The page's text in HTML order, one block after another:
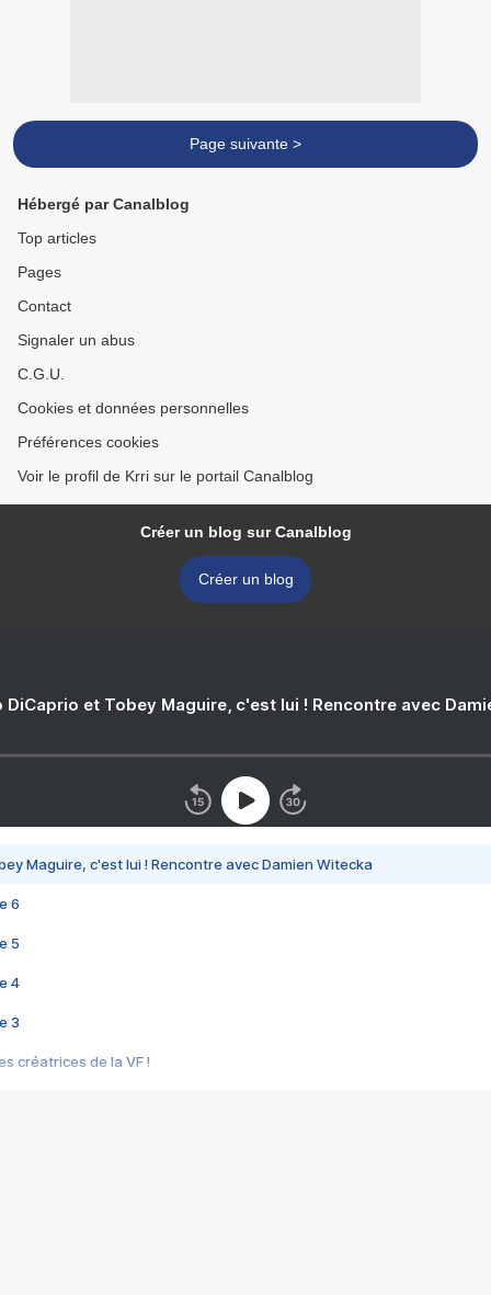
Page suivante >
Hébergé par Canalblog
Top articles
Pages
Contact
Signaler un abus
C.G.U.
Cookies et données personnelles
Préférences cookies
Voir le profil de Krri sur le portail Canalblog
Créer un blog sur Canalblog
Créer un blog
DiCaprio et Tobey Maguire, c'est lui ! Rencontre avec
Maguire, c'est lui ! Rencontre avec Damien Witecka
6
5
4
3
créatrices de la VF !